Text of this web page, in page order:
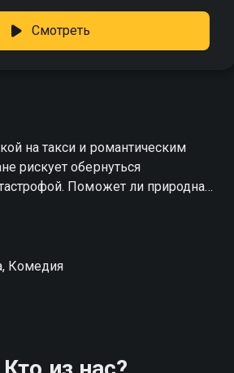
Смотреть
на такси и романтическим
рискует обернуться
Поможет ли природная
финансовую
Комедия